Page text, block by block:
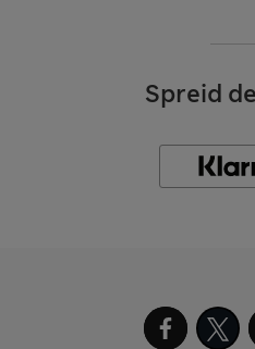
Spreid